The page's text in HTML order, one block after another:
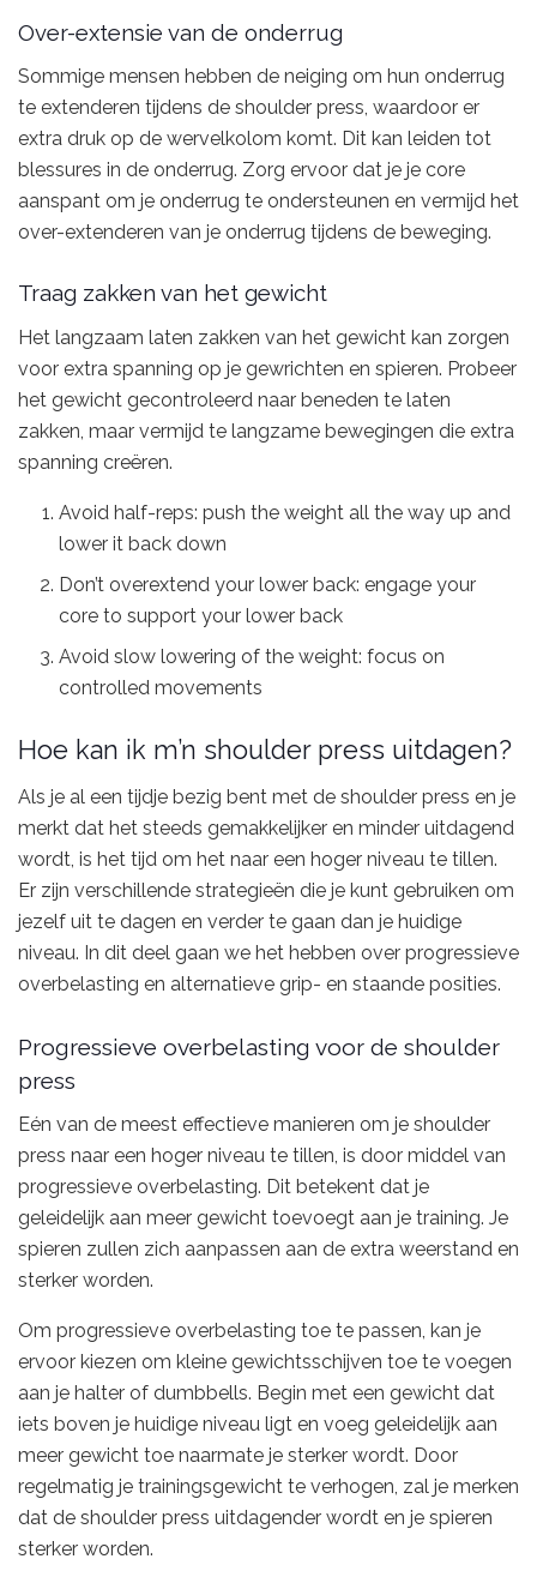
Over-extensie van de onderrug
Sommige mensen hebben de neiging om hun onderrug
te extenderen tijdens de shoulder press, waardoor er
extra druk op de wervelkolom komt. Dit kan leiden tot
blessures in de onderrug. Zorg ervoor dat je je core
aanspant om je onderrug te ondersteunen en vermijd het
over-extenderen van je onderrug tijdens de beweging.
Traag zakken van het gewicht
Het langzaam laten zakken van het gewicht kan zorgen
voor extra spanning op je gewrichten en spieren. Probeer
het gewicht gecontroleerd naar beneden te laten
zakken, maar vermijd te langzame bewegingen die extra
spanning creëren.
Avoid half-reps: push the weight all the way up and
lower it back down
Don’t overextend your lower back: engage your
core to support your lower back
Avoid slow lowering of the weight: focus on
controlled movements
Hoe kan ik m’n shoulder press uitdagen?
Als je al een tijdje bezig bent met de shoulder press en je
merkt dat het steeds gemakkelijker en minder uitdagend
wordt, is het tijd om het naar een hoger niveau te tillen.
Er zijn verschillende strategieën die je kunt gebruiken om
jezelf uit te dagen en verder te gaan dan je huidige
niveau. In dit deel gaan we het hebben over progressieve
overbelasting en alternatieve grip- en staande posities.
Progressieve overbelasting voor de shoulder
press
Eén van de meest effectieve manieren om je shoulder
press naar een hoger niveau te tillen, is door middel van
progressieve overbelasting. Dit betekent dat je
geleidelijk aan meer gewicht toevoegt aan je training. Je
spieren zullen zich aanpassen aan de extra weerstand en
sterker worden.
Om progressieve overbelasting toe te passen, kan je
ervoor kiezen om kleine gewichtsschijven toe te voegen
aan je halter of dumbbells. Begin met een gewicht dat
iets boven je huidige niveau ligt en voeg geleidelijk aan
meer gewicht toe naarmate je sterker wordt. Door
regelmatig je trainingsgewicht te verhogen, zal je merken
dat de shoulder press uitdagender wordt en je spieren
sterker worden.